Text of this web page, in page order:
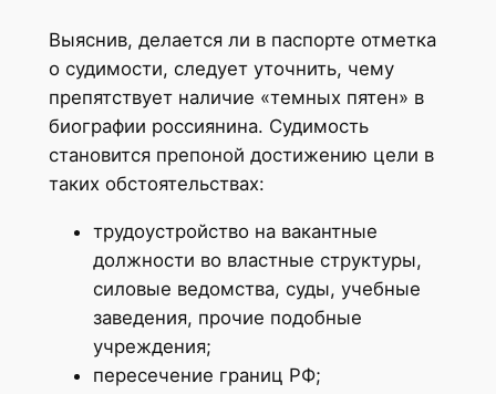
Выяснив, делается ли в паспорте отметка
о судимости, следует уточнить, чему
препятствует наличие «темных пятен» в
биографии россиянина. Судимость
становится препоной достижению цели в
таких обстоятельствах:
трудоустройство на вакантные
должности во властные структуры,
силовые ведомства, суды, учебные
заведения, прочие подобные
учреждения;
пересечение границ РФ;